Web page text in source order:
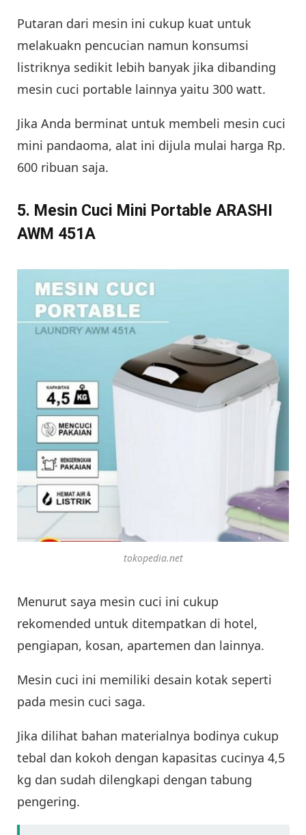
Putaran dari mesin ini cukup kuat untuk
melakuakn pencucian namun konsumsi
listriknya sedikit lebih banyak jika dibanding
mesin cuci portable lainnya yaitu 300 watt.
Jika Anda berminat untuk membeli mesin cuci
mini pandaoma, alat ini dijula mulai harga Rp.
600 ribuan saja.
5. Mesin Cuci Mini Portable ARASHI
AWM 451A
tokopedia.net
Menurut saya mesin cuci ini cukup
rekomended untuk ditempatkan di hotel,
pengiapan, kosan, apartemen dan lainnya.
Mesin cuci ini memiliki desain kotak seperti
pada mesin cuci saga.
Jika dilihat bahan materialnya bodinya cukup
tebal dan kokoh dengan kapasitas cucinya 4,5
kg dan sudah dilengkapi dengan tabung
pengering.